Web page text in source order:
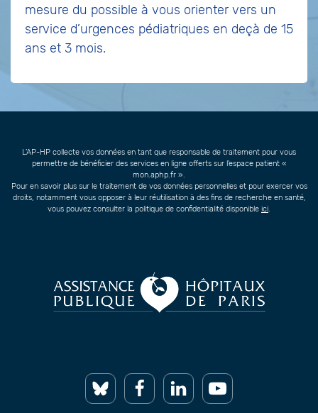
mesure du possible à vous orienter vers un
service d’urgences pédiatriques en deçà de 15
ans et 3 mois.
L’AP-HP collecte vos données en tant que responsable de traitement pour vous
permettre de bénéficier des services en ligne offerts sur l’espace patient «
mon.aphp.fr ».
Pour en savoir plus sur le traitement de vos données personnelles et pour exercer vos
droits, notamment vous opposer à leur réutilisation à des fins de recherche en santé,
vous pouvez consulter la politique de confidentialité disponible ici.